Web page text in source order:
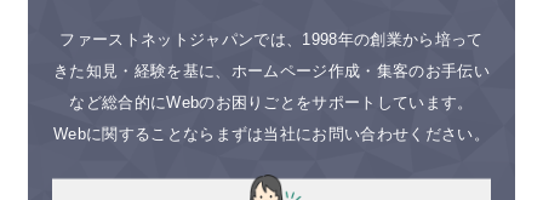
ファーストネットジャパンでは、1998年の創業から培って
きた知見・経験を基に、ホームページ作成・集客のお手伝い
など総合的にWebのお困りごとをサポートしています。
Webに関することならまずは当社にお問い合わせください。